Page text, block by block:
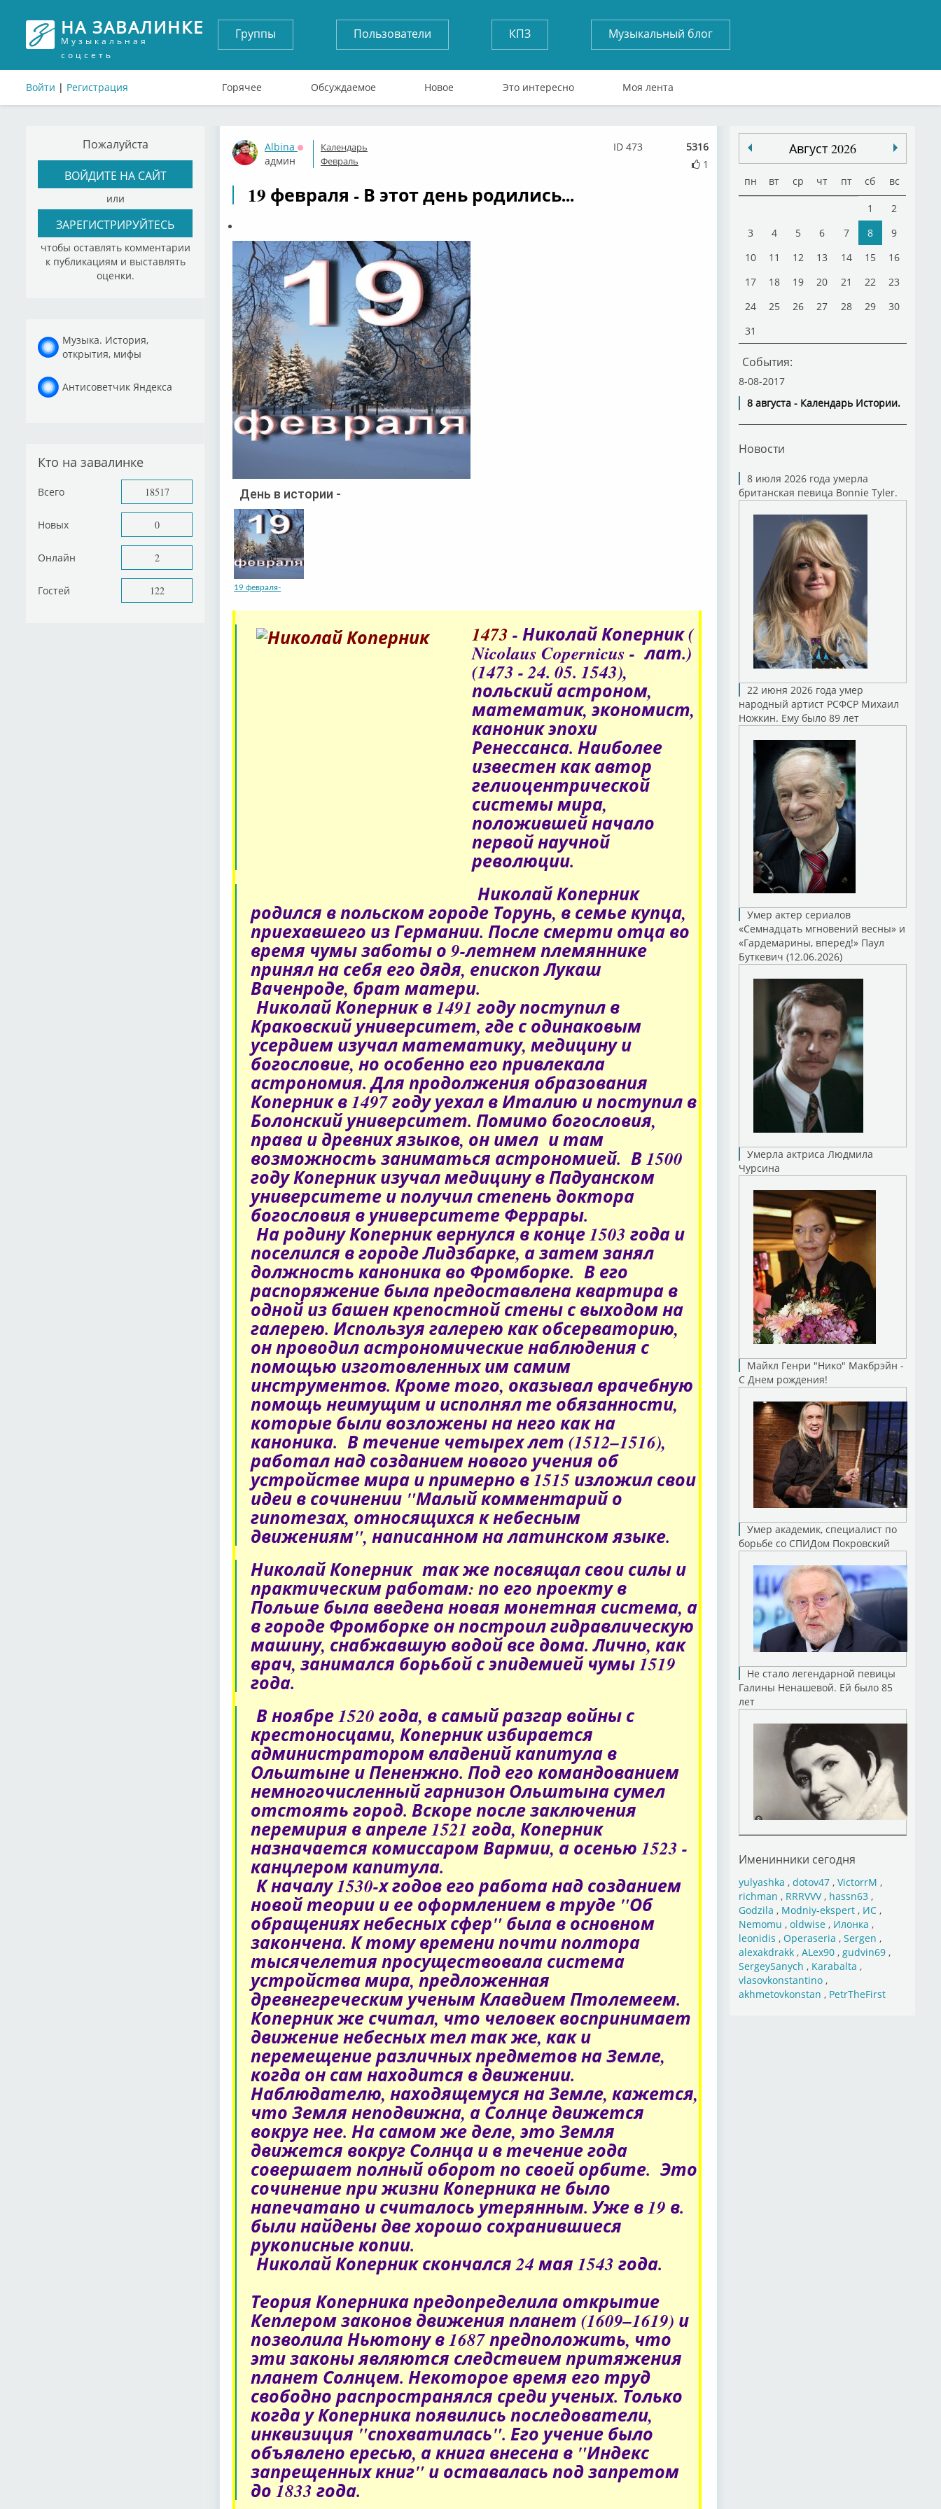
НА ЗАВАЛИНКЕ
Музыкальная
соцсеть
Войти | Регистрация
Группы Пользователи КПЗ Музыкальный блог
Горячее Обсуждаемое Новое Это интересно Моя лента
Пожалуйста
ВОЙДИТЕ НА САЙТ
или
ЗАРЕГИСТРИРУЙТЕСЬ
чтобы оставлять комментарии
к публикациям и выставлять
оценки.
Музыка. История,
открытия, мифы
Антисоветчик Яндекса
Кто на завалинке
Всего 18517
Новых 0
Онлайн 2
Гостей 122
Albina
Оффлайн
админ
Календарь
Февраль
5316
1
ID 473
19 февраля - В этот день родились...
День в истории -
19 февраля-
1473 - Николай Коперник (
Nicolaus Copernicus - лат.)
(1473 - 24. 05. 1543),
польский астроном,
математик, экономист,
каноник эпохи
Ренессанса. Наиболее
известен как автор
гелиоцентрической
системы мира,
положившей начало
первой научной
революции.
Николай Коперник
родился в польском городе Торунь, в семье купца,
приехавшего из Германии. После смерти отца во
время чумы заботы о9-летнемплемяннике
принял на себя его дядя, епископ Лукаш
Ваченроде, брат матери.
НиколайКоперник в 1491 году поступил в
Краковский университет, где с одинаковым
усердием изучал математику, медицину и
богословие, но особенно его привлекала
астрономия.Для продолжения образования
Коперник в 1497 году уехал в Италию и поступил в
Болонский университет. Помимо богословия,
права и древних языков, он имел и там
возможность заниматься астрономией. В 1500
году Коперникизучал медицину в Падуанском
университете и получил степень доктора
богословия в университете Феррары.
На родину Коперник вернулся в конце 1503 года и
поселился в городе Лидзбарке, а затем занял
должность каноника во Фромборке. В его
распоряжение была предоставлена квартира в
одной из башен крепостной стены с выходом на
галерею. Используя галерею как обсерваторию,
он проводил астрономические наблюдения с
помощью изготовленных им самим
инструментов. Кроме того, оказывал врачебную
помощь неимущим и исполнял те обязанности,
которые были возложены на него как на
каноника. В течение четырех лет (1512–1516),
работал над созданием нового учения об
устройстве мира и примерно в 1515 изложил свои
идеи в сочинении "Малый комментарий о
гипотезах, относящихся к небесным
движениям", написанном на латинском языке.
Николай Коперник так же посвящал свои силы и
практическим работам: по его проекту в
Польше была введена новая монетная система, а
в городе Фромборке он построил гидравлическую
машину, снабжавшую водой все дома. Лично, как
врач, занимался борьбой с эпидемией чумы 1519
года.
В ноябре 1520 года, в самый разгар войны с
крестоносцами, Коперник избирается
администратором владений капитула в
Ольштыне и Пененжно. Под его командованием
немногочисленный гарнизон Ольштына сумел
отстоять город. Вскоре после заключения
перемирия в апреле 1521 года, Коперник
назначается комиссаром Вармии, а осенью 1523 -
канцлером капитула.
К началу 1530-х годов его работа над созданием
новой теории и ее оформлением в труде "Об
обращениях небесных сфер" была в основном
закончена. К тому времени почти полтора
тысячелетия просуществовала система
устройства мира, предложенная
древнегреческим ученым Клавдием Птолемеем.
Коперник же считал, что человек воспринимает
движение небесных тел так же, как и
перемещение различных предметов на Земле,
когда он сам находится в движении.
Наблюдателю, находящемуся на Земле, кажется,
что Земля неподвижна, а Солнце движется
вокруг нее. На самом же деле, это Земля
движется вокруг Солнца и в течение года
совершает полный оборот по своей орбите. Это
сочинение при жизни Коперника не было
напечатано и считалось утерянным. Уже в 19 в.
были найдены две хорошо сохранившиеся
рукописные копии.
Николай Коперник скончался 24 мая 1543 года.
Теория Коперника предопределила открытие
Кеплером законов движения планет (1609–1619) и
позволила Ньютону в 1687 предположить, что
эти законы являются следствием притяжения
планет Солнцем. Некоторое время его труд
свободно распространялся среди ученых. Только
когда у Коперника появились последователи,
инквизиция "спохватилась". Его учение было
объявлено ересью, а книга внесена в "Индекс
запрещенных книг" и оставалась под запретом
до 1833 года.
Август 2026
пн вт ср чт пт сб вс
1
2
3
4 5 6 7 8
9
10
11 12 13 14 15
16
17
18 19 20 21 22
23
24
25 26 27 28 29
30
31
События:
8-08-2017
8 августа - Календарь Истории.
Новости
8 июля 2026 года умерла
британская певица Bonnie Tyler.
22 июня 2026 года умер
народный артист РСФСР Михаил
Ножкин. Ему было 89 лет
Умер актер сериалов
«Семнадцать мгновений весны» и
«Гардемарины, вперед!» Паул
Буткевич (12.06.2026)
Умерла актриса Людмила
Чурсина
Майкл Генри "Нико" Макбрэйн -
С Днем рождения!
Умер академик, специалист по
борьбе со СПИДом Покровский
Не стало легендарной певицы
Галины Ненашевой. Ей было 85
лет
Именинники сегодня
yulyashka , dotov47, VictorrM ,
richman , RRRVVV, hassn63,
Godzila , Modniy-ekspert, ИС,
Nemomu , oldwise, Илонка ,
leonidis , Operaseria , Sergen ,
alexakdrakk, ALex90, gudvin69,
SergeySanych , Karabalta ,
vlasovkonstantino,
akhmetovkonstan , PetrTheFirst